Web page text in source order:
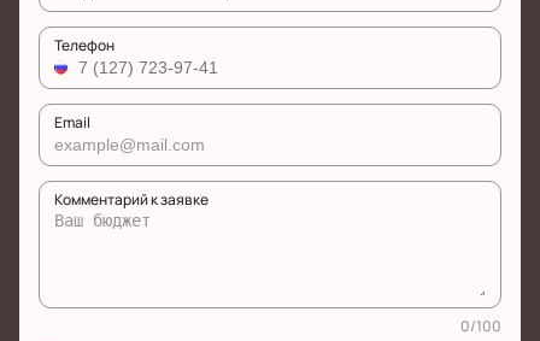
Телефон
Email
Комментарий к заявке
0/100